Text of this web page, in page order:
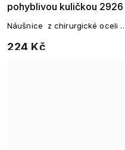
pohyblivou kuličkou 2926
224 Kč
Náušnice z chirurgické oceli v
pohyblivou kuličkou.